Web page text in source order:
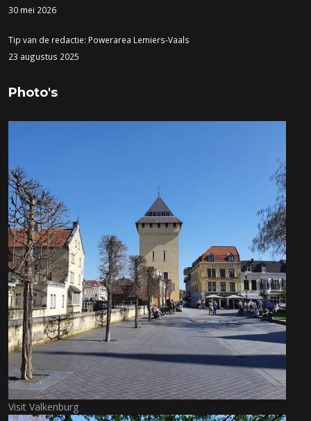
30 mei 2026
Tip van de redactie: Powerarea Lemiers-Vaals
23 augustus 2025
Photo's
Visit Valkenburg